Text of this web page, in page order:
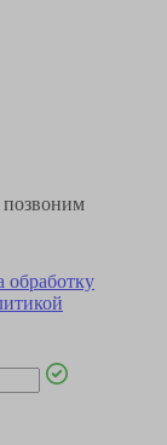
обработку